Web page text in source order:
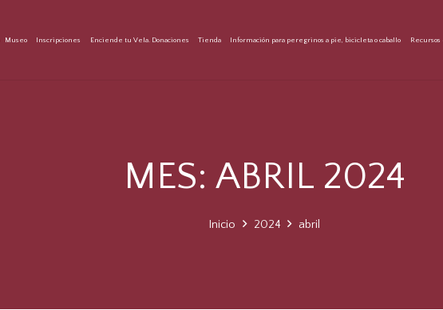
Museo Inscripciones Enciende tu Vela. Donaciones Tienda Información para peregrinos a pie, bicicleta o caballo Recursos
MES: ABRIL 2024
Inicio 2024 abril